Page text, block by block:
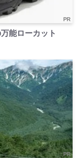
PR
能ローカット
PR